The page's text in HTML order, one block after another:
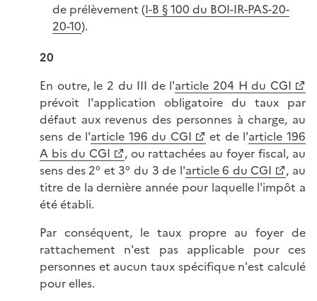
de prélèvement (I-B § 100 du BOI-IR-PAS-20-
20-10).
20
En outre, le 2 du III de l'article 204 H du CGI
prévoit l'application obligatoire du taux par
défaut aux revenus des personnes à charge, au
sens de l'article 196 du CGI et de l'article 196
A bis du CGI
, ou rattachées au foyer fiscal, au
sens des 2° et 3° du 3 de l'article 6 du CGI
, au
titre de la dernière année pour laquelle l'impôt a
été établi.
Par conséquent, le taux propre au foyer de
rattachement n'est pas applicable pour ces
personnes et aucun taux spécifique n'est calculé
pour elles.